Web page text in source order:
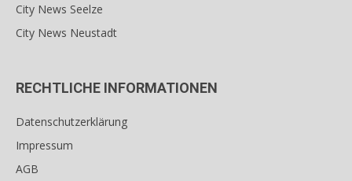
City News Seelze
City News Neustadt
RECHTLICHE INFORMATIONEN
Datenschutzerklärung
Impressum
AGB